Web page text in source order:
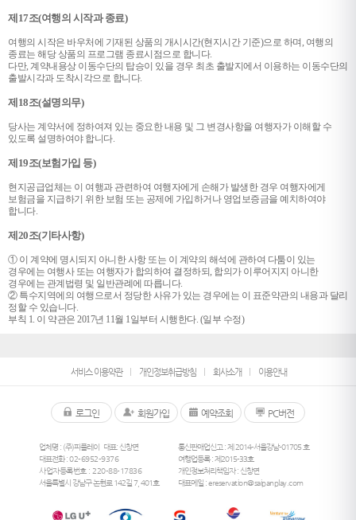
제17조(여행의 시작과 종료)
여행의 시작은 바우처에 기재된 상품의 개시시간(현지시간 기준)으로 하며, 여행의
종료는 해당 상품의 프로그램 종료시점으로 합니다.
다만, 계약내용상 이동수단의 탑승이 있을 경우 최초 출발지에서 이용하는 이동수단의
출발시각과 도착시각으로 합니다.
제18조(설명의무)
당사는 계약서에 정하여져 있는 중요한 내용 및 그 변경사항을 여행자가 이해할 수
있도록 설명하여야 합니다.
제19조(보험가입 등)
현지공급업체는 이 여행과 관련하여 여행자에게 손해가 발생한 경우 여행자에게
보험금을 지급하기 위한 보험 또는 공제에 가입하거나 영업보증금을 예치하여야
합니다.
제20조(기타사항)
① 이 계약에 명시되지 아니한 사항 또는 이 계약의 해석에 관하여 다툼이 있는
경우에는 여행사 또는 여행자가 합의하여 결정하되, 합의가 이루어지지 아니한
경우에는 관계법령 및 일반관례에 따릅니다.
② 특수지역에의 여행으로서 정당한 사유가 있는 경우에는 이 표준약관의 내용과 달리
정할 수 있습니다.
부칙 1. 이 약관은 2017년 11월 1일부터 시행한다. (일부 수정)
서비스 이용약관 개인정보취급방침 회사소개 이용안내
로그인 회원가입 예약조회 PC버전
업체명 : (주)피플레이
대표: 신창면
대표전화 :02-6952-9376
사업자등록번호 : 220-88-17836
서울특별시 강남구 논현로 142길 7, 401호
통신판매업신고 : 제 2014-서울강남-01705 호
여행업등록 : 제2015-33호
개인정보처리책임자 : 신창면
대표메일 :ereservation@saipanplay.com